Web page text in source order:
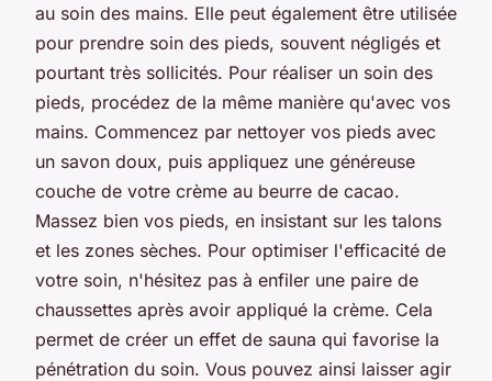
au soin des mains. Elle peut également être utilisée
pour prendre soin des pieds, souvent négligés et
pourtant très sollicités. Pour réaliser un soin des
pieds, procédez de la même manière qu'avec vos
mains. Commencez par nettoyer vos pieds avec
un savon doux, puis appliquez une généreuse
couche de votre crème au beurre de cacao.
Massez bien vos pieds, en insistant sur les talons
et les zones sèches. Pour optimiser l'efficacité de
votre soin, n'hésitez pas à enfiler une paire de
chaussettes après avoir appliqué la crème. Cela
permet de créer un effet de sauna qui favorise la
pénétration du soin. Vous pouvez ainsi laisser agir